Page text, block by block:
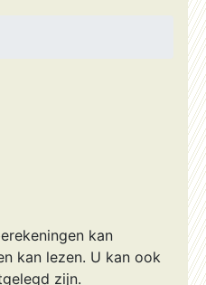
kan
kan lezen. U kan ook
zijn.